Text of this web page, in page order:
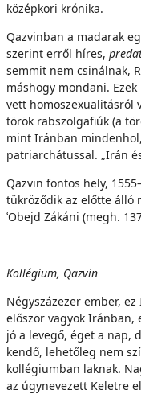
középkori krónika.
Qazvinban a madarak
szerint erről híres,
semmit nem csinálnak,
máshogy mondani.
vett homoszexualitásról
török rabszolgafiúk (a
mint Iránban
patriarchátussal. „Irán
Qazvin fontos hely,
tükröződik az előtte álló
ʿObejd Zákáni (megh.
Kollégium, Qazvin
Négyszázezer ember,
először vagyok Iránban,
jó a levegő, éget a nap,
kendő, lehetőleg nem
kollégiumban laknak.
az úgynevezett Keletre